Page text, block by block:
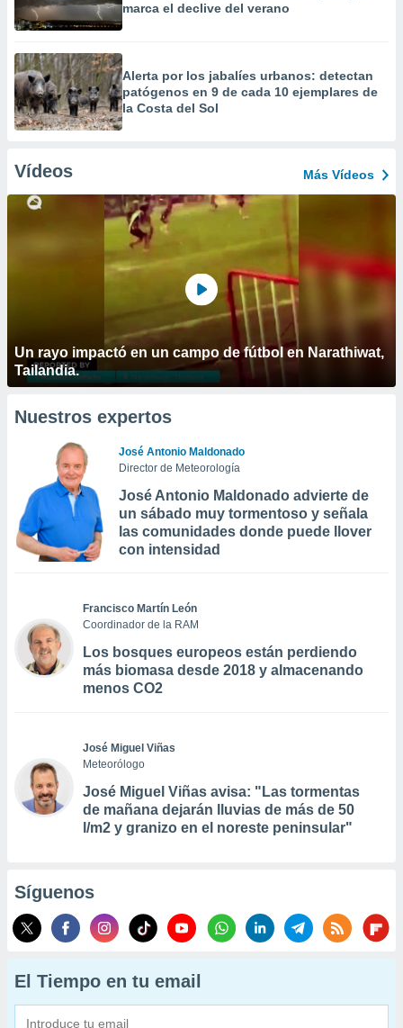
marca el declive del verano
Alerta por los jabalíes urbanos: detectan
patógenos en 9 de cada 10 ejemplares de
la Costa del Sol
Vídeos Más Vídeos
Un rayo impactó en un campo de fútbol en Narathiwat,
Tailandia.
Nuestros expertos
José Antonio Maldonado
Director de Meteorología
José Antonio Maldonado advierte de
un sábado muy tormentoso y señala
las comunidades donde puede llover
con intensidad
Francisco Martín León
Coordinador de la RAM
Los bosques europeos están perdiendo
más biomasa desde 2018 y almacenando
menos CO2
José Miguel Viñas
Meteorólogo
José Miguel Viñas avisa: "Las tormentas
de mañana dejarán lluvias de más de 50
l/m2 y granizo en el noreste peninsular"
Síguenos
El Tiempo en tu email